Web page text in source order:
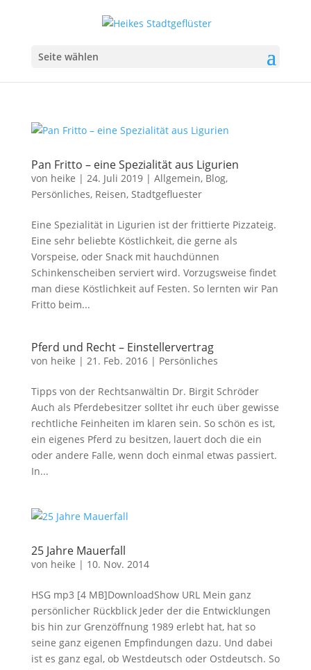
Seite wählen
Pan Fritto – eine Spezialität aus Ligurien
von heike | 24. Juli 2019| Allgemein, Blog,
Persönliches, Reisen, Stadtgefluester
Eine Spezialität in Ligurien ist der frittierte Pizzateig.
Eine sehr beliebte Köstlichkeit, die gerne als
Vorspeise, oder Snack mit hauchdünnen
Schinkenscheiben serviert wird. Vorzugsweise findet
man diese Köstlichkeit auf Festen. So lernten wir Pan
Fritto beim...
Pferd und Recht – Einstellervertrag
von heike | 21. Feb. 2016| Persönliches
Tipps von der Rechtsanwältin Dr. Birgit Schröder
Auch als Pferdebesitzer solltet ihr euch über gewisse
rechtliche Feinheiten im klaren sein. So schön es ist,
ein eigenes Pferd zu besitzen, lauert doch die ein
oder andere Falle, wenn doch einmal etwas passiert.
In...
25 Jahre Mauerfall
von heike | 10. Nov. 2014
HSG mp3 [4 MB]DownloadShow URL Mein ganz
persönlicher Rückblick Jeder der die Entwicklungen
bis hin zur Grenzöffnung 1989 erlebt hat, hat so
seine ganz eigenen Empfindungen dazu. Und dabei
ist es ganz egal, ob Westdeutsch oder Ostdeutsch. So